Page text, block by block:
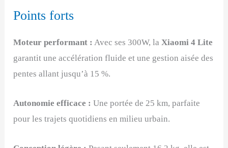
Points forts
Moteur performant : Avec ses 300W, laXiaomi 4 Lite
garantit une accélération fluide et une gestion aisée des
pentes allant jusqu’à 15 %.
Autonomie efficace : Une portée de 25 km, parfaite
pour les trajets quotidiens en milieu urbain.